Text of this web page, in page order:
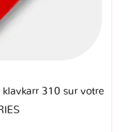
310 sur votre